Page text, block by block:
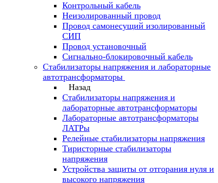
Контрольный кабель
Неизолированный провод
Провод самонесущий изолированный
СИП
Провод установочный
Сигнально-блокировочный кабель
Стабилизаторы напряжения и лабораторные
автотрансформаторы
Назад
Стабилизаторы напряжения и
лабораторные автотрансформаторы
Лабораторные автотрансформаторы
ЛАТРы
Релейные стабилизаторы напряжения
Тиристорные стабилизаторы
напряжения
Устройства защиты от отгорания нуля и
высокого напряжения